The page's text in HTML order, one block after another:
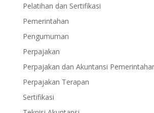
Pelatihan dan Sertifikasi
Pemerintahan
Pengumuman
Perpajakan
Perpajakan dan Akuntansi
Perpajakan Terapan
Sertifikasi